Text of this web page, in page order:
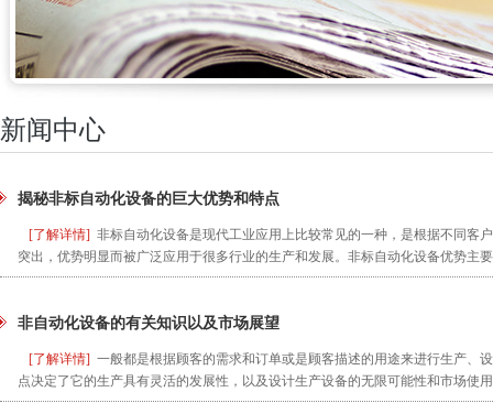
新闻中心
揭秘非标自动化设备的巨大优势和特点
[了解详情] 非标自动化设备是现代工业应用上比较常见的一种，是根据不同客
突出，优势明显而被广泛应用于很多行业的生产和发展。非标自动化设备优势主
非自动化设备的有关知识以及市场展望
[了解详情] 一般都是根据顾客的需求和订单或是顾客描述的用途来进行生产、
点决定了它的生产具有灵活的发展性，以及设计生产设备的无限可能性和市场使